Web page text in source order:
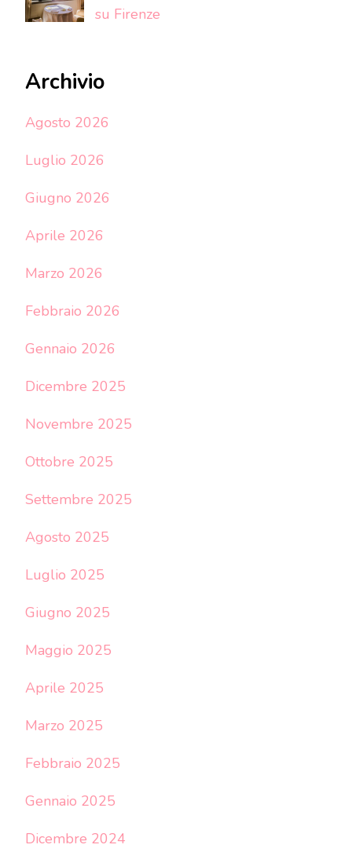
su Firenze
Archivio
Agosto 2026
Luglio 2026
Giugno 2026
Aprile 2026
Marzo 2026
Febbraio 2026
Gennaio 2026
Dicembre 2025
Novembre 2025
Ottobre 2025
Settembre 2025
Agosto 2025
Luglio 2025
Giugno 2025
Maggio 2025
Aprile 2025
Marzo 2025
Febbraio 2025
Gennaio 2025
Dicembre 2024